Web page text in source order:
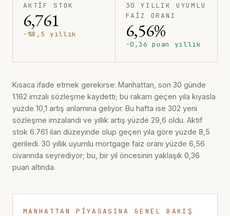
AKTIF STOK
6,761
−%8,5 yıllık
30 YILLIK UYUMLU
FAIZ ORANI
6,56%
−0,36 puan yıllık
Kısaca ifade etmek gerekirse: Manhattan, son 30 günde
1.162 imzalı sözleşme kaydetti; bu rakam geçen yıla kıyasla
yüzde 10,1 artış anlamına geliyor. Bu hafta ise 302 yeni
sözleşme imzalandı ve yıllık artış yüzde 29,6 oldu. Aktif
stok 6.761 ilan düzeyinde olup geçen yıla göre yüzde 8,5
geriledi. 30 yıllık uyumlu mortgage faiz oranı yüzde 6,56
civarında seyrediyor; bu, bir yıl öncesinin yaklaşık 0,36
puan altında.
MANHATTAN PİYASASINA GENEL BAKIŞ